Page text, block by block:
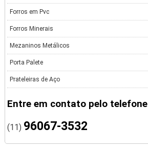
Forros em Pvc
Forros Minerais
Mezaninos Metálicos
Porta Palete
Prateleiras de Aço
Entre em contato pelo telefone
(11) 96067-3532